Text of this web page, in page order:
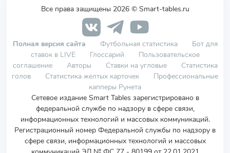
Все права защищены 2026 © Smart-tables.ru
Полная версия сайта Футбольная статистика
Бот для
ставок в LIVE
Глоссарий
Пользовательское
соглашение
Авторы Ставки на угловые
Статистика
голов
Статистика желтых карточек
Профессиональные
капперы Рунета
Сетевое издание Smart Tables зарегистрировано в
федеральной службе по надзору в сфере связи,
информационных технологий и массовых коммуникаций.
Регистрационный номер Федеральной службы по надзору в
сфере связи, информационных технологий и массовых